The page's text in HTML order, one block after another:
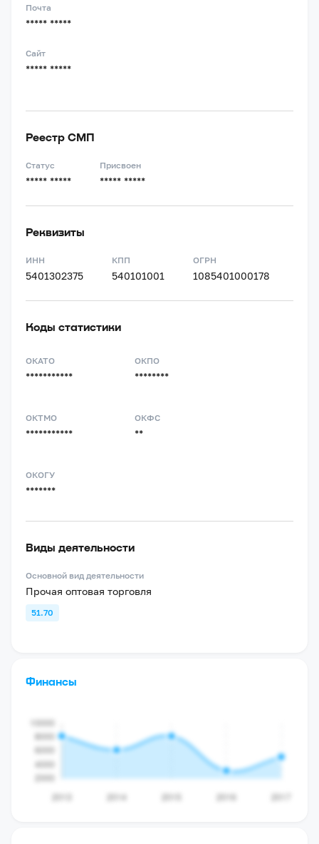
Почта
***** *****
Сайт
***** *****
Реестр СМП
Статус
***** *****
Присвоен
***** *****
Реквизиты
ИНН
5401302375
КПП
540101001
ОГРН
1085401000178
Коды статистики
ОКАТО
***********
ОКПО
********
ОКТМО
***********
ОКФС
**
ОКОГУ
*******
Виды деятельности
Основной вид деятельности
Прочая оптовая торговля
51.70
Финансы